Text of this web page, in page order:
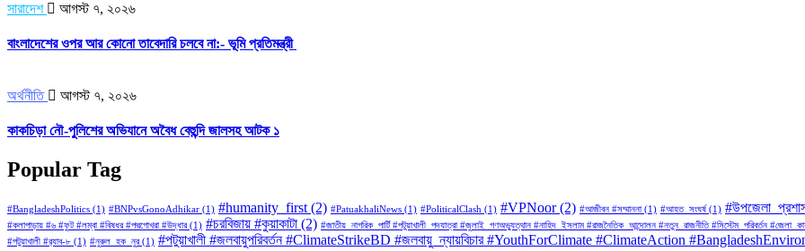
সারাদেশ আগস্ট ৭, ২০২৬
বাংলাদেশের ওপর আর কোনো তাবেদারি চলবে না:- ভূমি প্রতিমন্ত্রী
অর্থনীতি আগস্ট ৭, ২০২৬
কাকচিড়া নৌ-পুলিশের অভিযানে অবৈধ বেহুন্দি জালসহ আটক ১
Popular Tag
#BangladeshPolitics (1) #BNPvsGonoAdhikar (1) #humanity_first (2) #PatuakhaliNews (1) #PoliticalClash (1) #VPNoor(2) #আজীবন #সম্মাননা (1) #আহত_সংঘর্ষ (1)
#কলাপাড়ায় #৬ #ফুট #লম্বা #বিষধর #পদ্মগোখরা #উদ্ধার(1) #চরবিজায় #কুয়াকাটা (2) #জাতীয়_নাগরিক_পার্টি #পটুয়াখালী_পদযাত্রা #জুলাই_গণঅভ্যুত্থান #নাহিদ_ইসলাম #রাজনৈতিক_আন্দোলন #নতুন_রাজনীতি #সিস্টেম_পরিবর্তন
#পটুয়াখালী #র‍্যাব-৮ (1) #নুরুল_হক_নুর(1) #পটুয়াখালী #জলবায়ুপরিবর্তন #ClimateStrikeBD #জলবায়ু_ন্যায়বিচার #YouthForClimate #ClimateAction